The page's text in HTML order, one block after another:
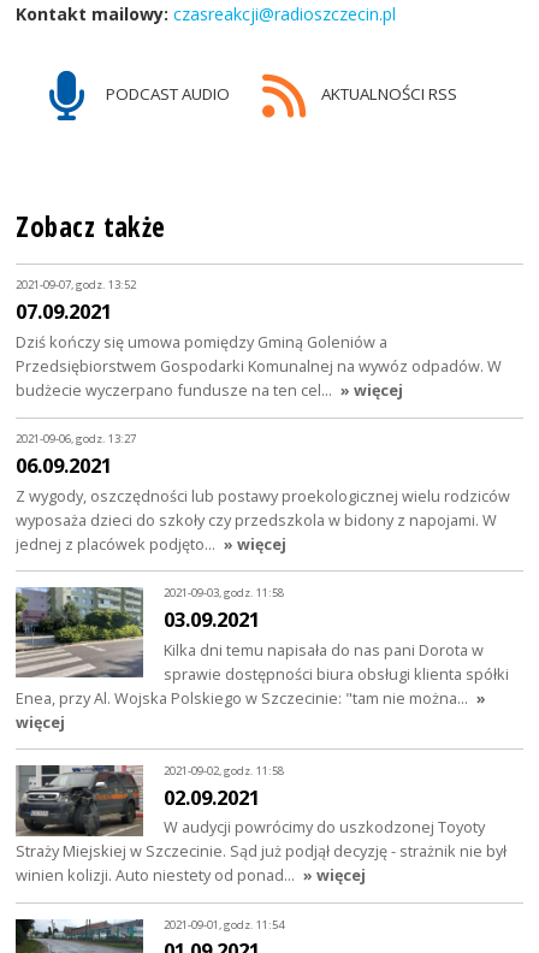
Kontakt mailowy: czasreakcji@radioszczecin.pl
PODCAST AUDIO AKTUALNOŚCI RSS
Zobacz także
2021-09-07, godz. 13:52
07.09.2021
Dziś kończy się umowa pomiędzy Gminą Goleniów a
Przedsiębiorstwem Gospodarki Komunalnej na wywóz odpadów. W
budżecie wyczerpano fundusze na ten cel… » więcej
2021-09-06, godz. 13:27
06.09.2021
Z wygody, oszczędności lub postawy proekologicznej wielu rodziców
wyposaża dzieci do szkoły czy przedszkola w bidony z napojami. W
jednej z placówek podjęto… » więcej
2021-09-03, godz. 11:58
03.09.2021
Kilka dni temu napisała do nas pani Dorota w
sprawie dostępności biura obsługi klienta spółki
Enea, przy Al. Wojska Polskiego w Szczecinie: "tam nie można… »
więcej
2021-09-02, godz. 11:58
02.09.2021
W audycji powrócimy do uszkodzonej Toyoty
Straży Miejskiej w Szczecinie. Sąd już podjął decyzję - strażnik nie był
winien kolizji. Auto niestety od ponad… » więcej
2021-09-01, godz. 11:54